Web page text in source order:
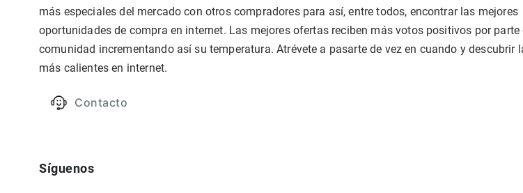
más especiales del mercado con otros compradores para así, entre todos, encontrar las mejores
oportunidades de compra en internet. Las mejores ofertas reciben más votos positivos por parte
comunidad incrementando así su temperatura. Atrévete a pasarte de vez en cuando y descubrir
más calientes en internet.
Contacto
Síguenos